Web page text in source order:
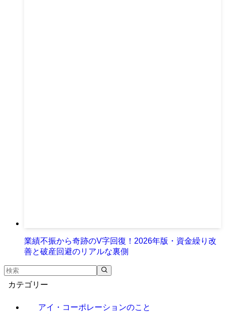
業績不振から奇跡のV字回復！2026年版・資金繰り改
善と破産回避のリアルな裏側
カテゴリー
アイ・コーポレーションのこと